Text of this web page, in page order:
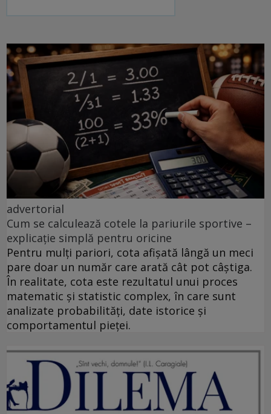
advertorial
Cum se calculează cotele la pariurile sportive –
explicație simplă pentru oricine
Pentru mulți pariori, cota afișată lângă un meci
pare doar un număr care arată cât pot câștiga.
În realitate, cota este rezultatul unui proces
matematic și statistic complex, în care sunt
analizate probabilități, date istorice și
comportamentul pieței.